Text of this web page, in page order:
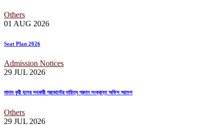
Others
01 AUG 2026
Seat Plan 2026
Admission Notices
29 JUL 2026
মাদাম কুরী হলের সহকারী প্রভোস্টের দায়িত্ব প্রদান সংক্রান্ত অফিস আদেশ
Others
29 JUL 2026